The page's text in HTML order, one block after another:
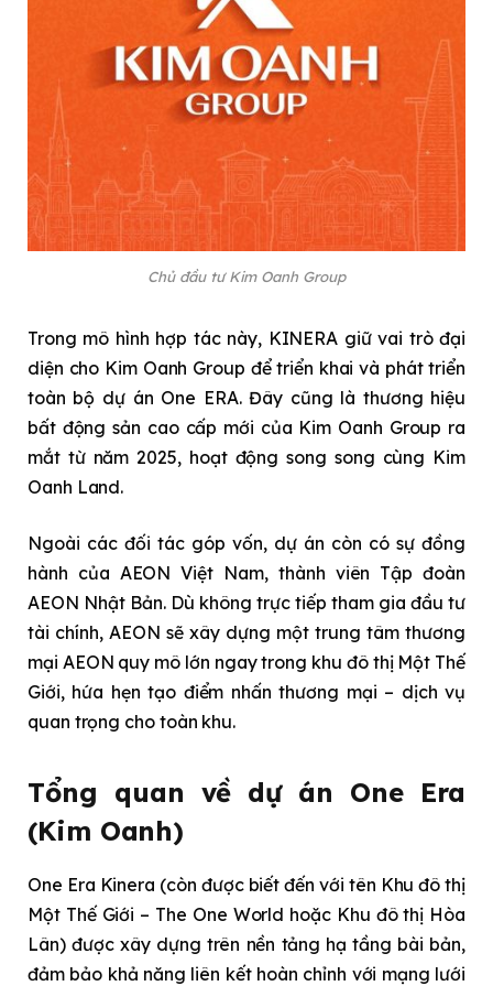
Chủ đầu tư Kim Oanh Group
Trong mô hình hợp tác này, KINERA giữ vai trò đại
diện cho Kim Oanh Group để triển khai và phát triển
toàn bộ dự án One ERA. Đây cũng là thương hiệu
bất động sản cao cấp mới của Kim Oanh Group ra
mắt từ năm 2025, hoạt động song song cùng Kim
Oanh Land.
Ngoài các đối tác góp vốn, dự án còn có sự đồng
hành của AEON Việt Nam, thành viên Tập đoàn
AEON Nhật Bản. Dù không trực tiếp tham gia đầu tư
tài chính, AEON sẽ xây dựng một trung tâm thương
mại AEON quy mô lớn ngay trong khu đô thị Một Thế
Giới, hứa hẹn tạo điểm nhấn thương mại – dịch vụ
quan trọng cho toàn khu.
Tổng quan về dự án One Era
(Kim Oanh)
One Era Kinera (còn được biết đến với tên Khu đô thị
Một Thế Giới – The One World hoặc Khu đô thị Hòa
Lân) được xây dựng trên nền tảng hạ tầng bài bản,
đảm bảo khả năng liên kết hoàn chỉnh với mạng lưới